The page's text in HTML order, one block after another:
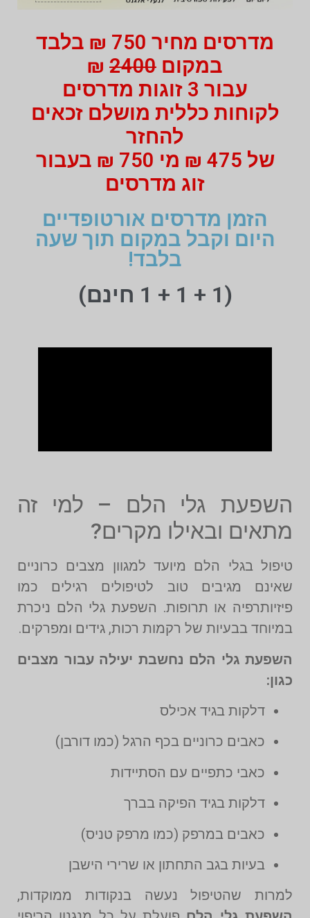
מדרסים מחיר 750 ₪ בלבד
במקום 2400
₪
עבור 3 זוגות מדרסים
לקוחות כללית מושלם זכאים
להחזר
של 475 ₪ מי 750 ₪ בעבור
זוג מדרסים
הזמן מדרסים אורטופדיים
היום וקבל במקום תוך שעה
בלבד!
(1 + 1 + 1 חינם)
השפעת גלי הלם – למי זה
מתאים ובאילו מקרים?
טיפול בגלי הלם מיועד למגוון מצבים כרוניים
שאינם מגיבים טוב לטיפולים רגילים כמו
פיזיותרפיה או תרופות. השפעת גלי הלם ניכרת
במיוחד בבעיות של רקמות רכות, גידים ומפרקים.
השפעת גלי הלם נחשבת יעילה עבור מצבים
כגון:
דלקות בגיד אכילס
כאבים כרוניים בכף הרגל (כמו דורבן)
כאבי כתפיים עם הסתיידות
דלקות בגיד הפיקה בברך
כאבים במרפק (כמו מרפק טניס)
בעיות בגב התחתון או שרירי הישבן
למרות שהטיפול נעשה בנקודות ממוקדות,